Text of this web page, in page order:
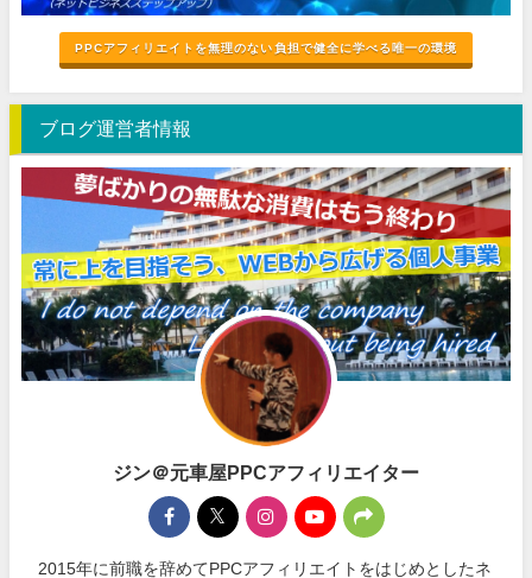
PPCアフィリエイトを無理のない負担で健全に学べる唯一の環境
ブログ運営者情報
ジン＠元車屋PPCアフィリエイター
2015年に前職を辞めてPPCアフィリエイトをはじめとしたネ